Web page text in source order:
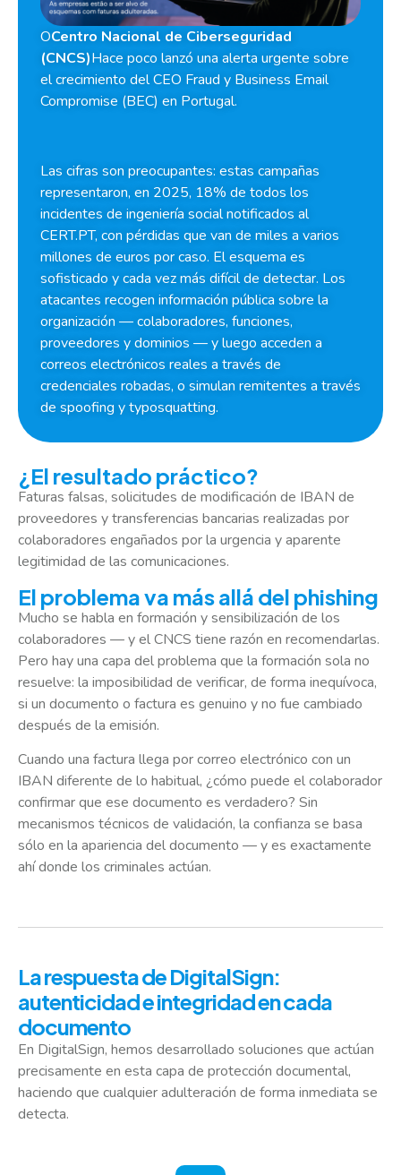
OCentro Nacional de Ciberseguridad
(CNCS)Hace poco lanzó una alerta urgente sobre
el crecimiento del CEO Fraud y Business Email
Compromise (BEC) en Portugal.
Las cifras son preocupantes: estas campañas
representaron, en 2025, 18% de todos los
incidentes de ingeniería social notificados al
CERT.PT, con pérdidas que van de miles a varios
millones de euros por caso. El esquema es
sofisticado y cada vez más difícil de detectar. Los
atacantes recogen información pública sobre la
organización — colaboradores, funciones,
proveedores y dominios — y luego acceden a
correos electrónicos reales a través de
credenciales robadas, o simulan remitentes a través
de spoofing y typosquatting.
¿El resultado práctico?
Faturas falsas, solicitudes de modificación de IBAN de
proveedores y transferencias bancarias realizadas por
colaboradores engañados por la urgencia y aparente
legitimidad de las comunicaciones.
El problema va más allá del phishing
Mucho se habla en formación y sensibilización de los
colaboradores — y el CNCS tiene razón en recomendarlas.
Pero hay una capa del problema que la formación sola no
resuelve: la imposibilidad de verificar, de forma inequívoca,
si un documento o factura es genuino y no fue cambiado
después de la emisión.
Cuando una factura llega por correo electrónico con un
IBAN diferente de lo habitual, ¿cómo puede el colaborador
confirmar que ese documento es verdadero? Sin
mecanismos técnicos de validación, la confianza se basa
sólo en la apariencia del documento — y es exactamente
ahí donde los criminales actúan.
La respuesta de DigitalSign:
autenticidad e integridad en cada
documento
En DigitalSign, hemos desarrollado soluciones que actúan
precisamente en esta capa de protección documental,
haciendo que cualquier adulteración de forma inmediata se
detecta.